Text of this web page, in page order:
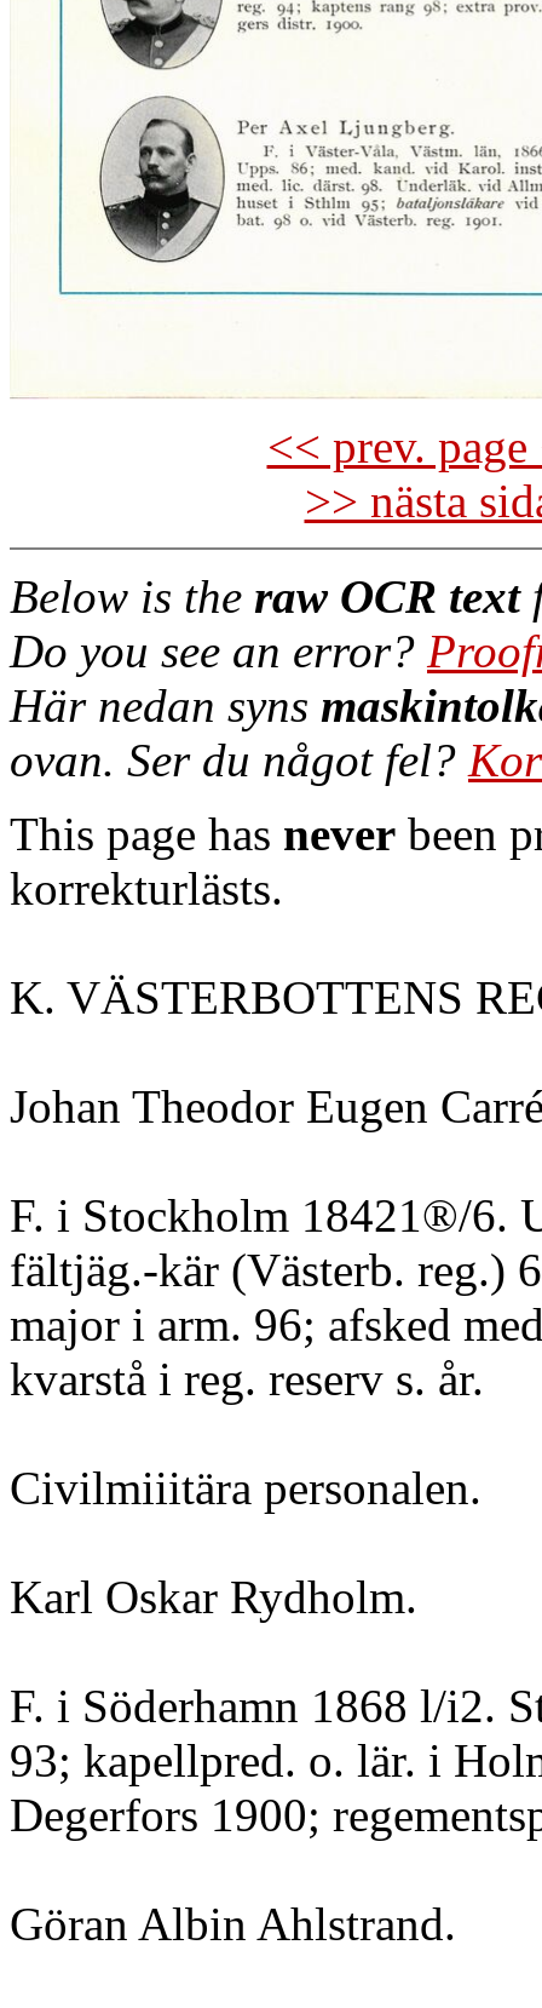
<< prev.
>> nästa
Below is the raw OCR text
Do you see an error?
Här nedan syns
ovan. Ser du något fel?
This page has never been
korrekturlästs.
K. VÄSTERBOTTENS
Johan Theodor Eugen
F. i Stockholm 18421®/6.
fältjäg.-kär (Västerb. reg.)
major i arm. 96; afsked
kvarstå i reg. reserv s. år.
Civilmiiitära personalen.
Karl Oskar Rydholm.
F. i Söderhamn 1868 l/i2.
93; kapellpred. o. lär. i
Degerfors 1900;
Göran Albin Ahlstrand.